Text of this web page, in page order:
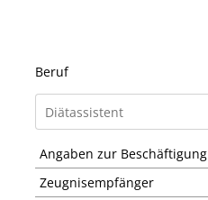
Beruf
Angaben zur Beschäftigung
Zeugnisempfänger